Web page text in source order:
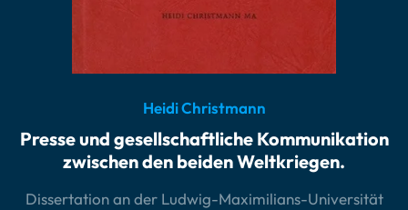
Heidi Christmann
Presse und gesellschaftliche Kommunikation
zwischen den beiden Weltkriegen.
Dissertation an der Ludwig-Maximilians-Universität